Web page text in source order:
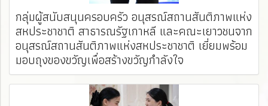
กลุ่มผู้สนับสนุนครอบครัว อนุสรณ์สถานสันติภาพแห่ง
สหประชาชาติ สาธารณรัฐเกาหลี และคณะเยาวชนจาก
อนุสรณ์สถานสันติภาพแห่งสหประชาชาติ เยี่ยมพร้อม
มอบถุงของขวัญเพื่อสร้างขวัญกำลังใจ